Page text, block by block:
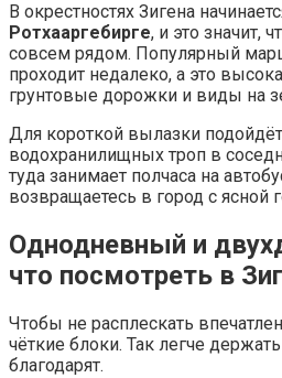
В окрестностях Зигена
Ротхааргебирге, и это значит,
совсем рядом. Популярный
проходит недалеко, а это
грунтовые дорожки и виды на
Для короткой вылазки
водохранилищных троп в
туда занимает полчаса на
возвращаетесь в город с ясной
Однодневный и
что посмотреть в
Чтобы не расплескать
чёткие блоки. Так легче
благодарят.